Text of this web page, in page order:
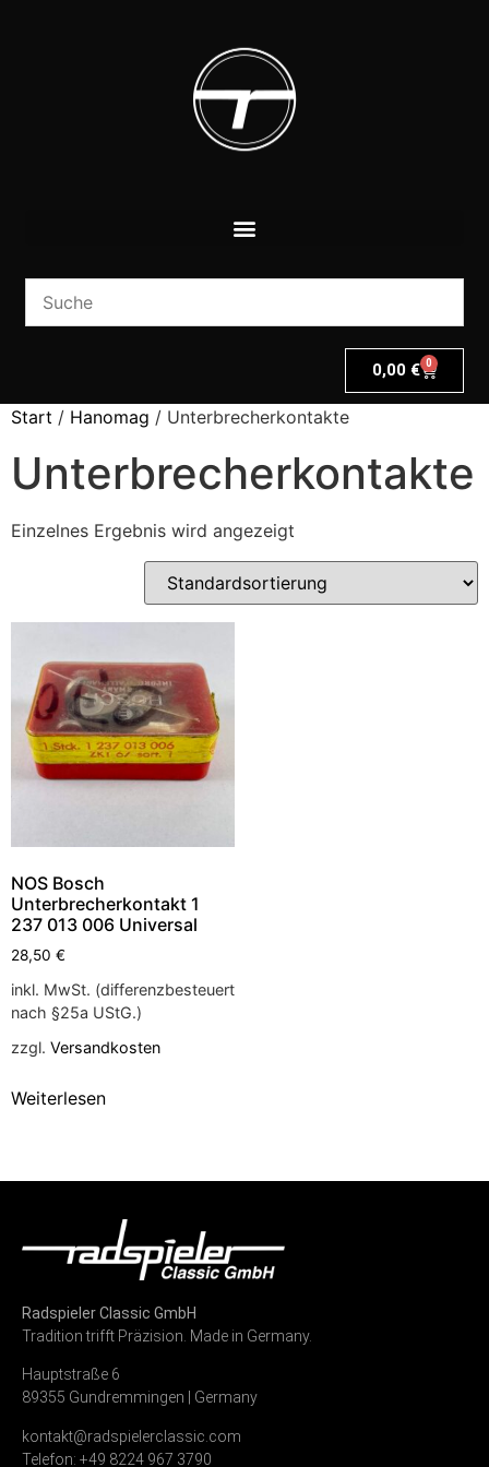
0,00 € 0
Start / Hanomag / Unterbrecherkontakte
Unterbrecherkontakte
Einzelnes Ergebnis wird angezeigt
NOS Bosch
Unterbrecherkontakt 1
237 013 006 Universal
28,50 €
inkl. MwSt. (differenzbesteuert
nach §25a UStG.)
zzgl. Versandkosten
Weiterlesen
Radspieler Classic GmbH
Tradition trifft Präzision. Made in Germany.
Hauptstraße 6
89355 Gundremmingen | Germany
kontakt@radspielerclassic.com
Telefon: +49 8224 967 3790